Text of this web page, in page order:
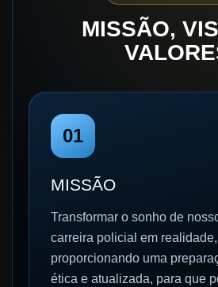
MISSÃO,
01
MISSÃO
Transformar o sonho de
carreira policial em realidade,
proporcionando uma
ética e atualizada, para que